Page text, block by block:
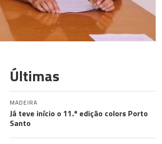
Últimas
MADEIRA
Já teve início o 11.ª edição colors Porto
Santo